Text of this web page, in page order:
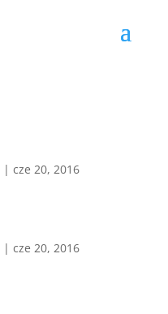
| cze 20, 2016
| cze 20, 2016